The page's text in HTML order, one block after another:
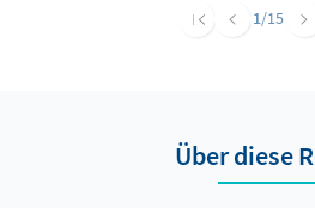
adressiert, sollte zwar
aber zumindest zwei
kurzfristig politisch
1/15
Über diese